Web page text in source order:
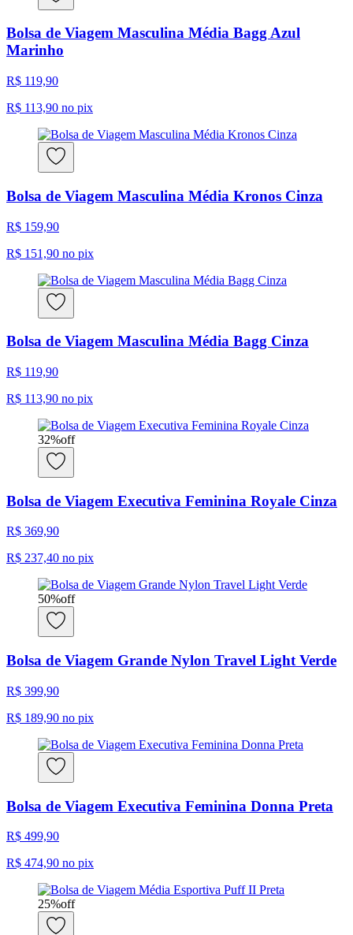
Bolsa de Viagem Masculina Média Bagg Azul
Marinho
R$ 119,90
R$ 113,90 no pix
Bolsa de Viagem Masculina Média Kronos Cinza
R$ 159,90
R$ 151,90 no pix
Bolsa de Viagem Masculina Média Bagg Cinza
R$ 119,90
R$ 113,90 no pix
32%off
Bolsa de Viagem Executiva Feminina Royale Cinza
R$ 369,90
R$ 237,40 no pix
50%off
Bolsa de Viagem Grande Nylon Travel Light Verde
R$ 399,90
R$ 189,90 no pix
Bolsa de Viagem Executiva Feminina Donna Preta
R$ 499,90
R$ 474,90 no pix
25%off